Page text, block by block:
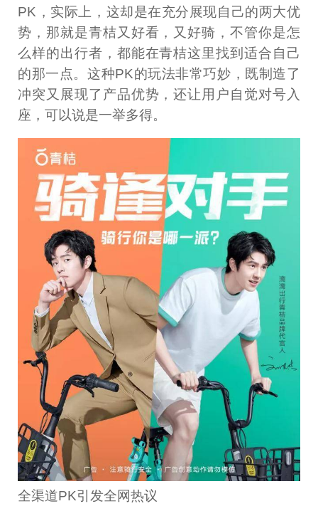
PK，实际上，这却是在充分展现自己的两大优
势，那就是青桔又好看，又好骑，不管你是怎
么样的出行者，都能在青桔这里找到适合自己
的那一点。这种PK的玩法非常巧妙，既制造了
冲突又展现了产品优势，还让用户自觉对号入
座，可以说是一举多得。
全渠道PK引发全网热议